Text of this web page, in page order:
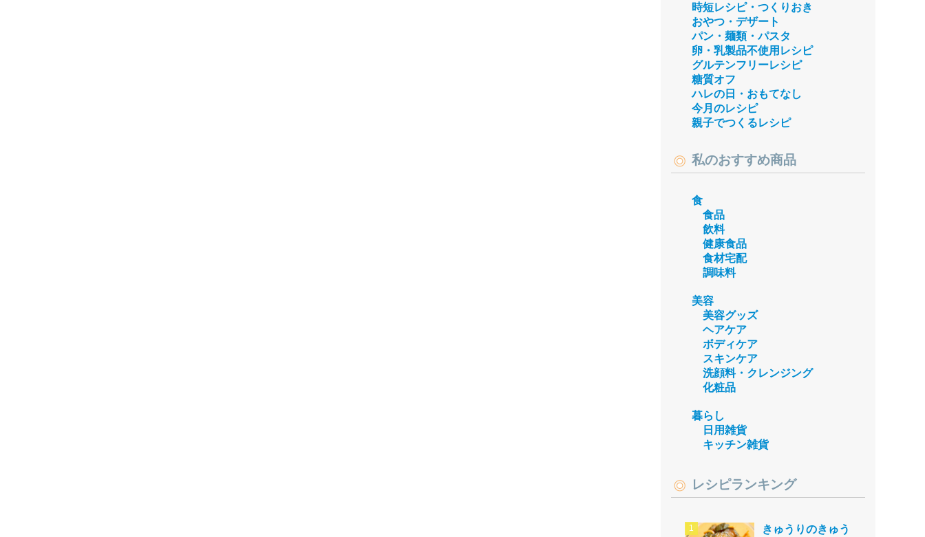
時短レシピ・つくりおき
おやつ・デザート
パン・麺類・パスタ
卵・乳製品不使用レシピ
グルテンフリーレシピ
糖質オフ
ハレの日・おもてなし
今月のレシピ
親子でつくるレシピ
私のおすすめ商品
食
食品
飲料
健康食品
食材宅配
調味料
美容
美容グッズ
ヘアケア
ボディケア
スキンケア
洗顔料・クレンジング
化粧品
暮らし
日用雑貨
キッチン雑貨
レシピランキング
きゅうりのきゅう